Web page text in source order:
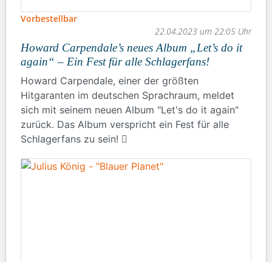
Vorbestellbar
22.04.2023 um 22:05 Uhr
Howard Carpendale’s neues Album „Let’s do it
again“ – Ein Fest für alle Schlagerfans!
Howard Carpendale, einer der größten
Hitgaranten im deutschen Sprachraum, meldet
sich mit seinem neuen Album "Let's do it again"
zurück. Das Album verspricht ein Fest für alle
Schlagerfans zu sein!